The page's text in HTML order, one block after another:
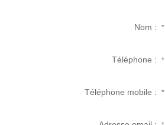
Nom :*
Téléphone :*
Téléphone mobile :*